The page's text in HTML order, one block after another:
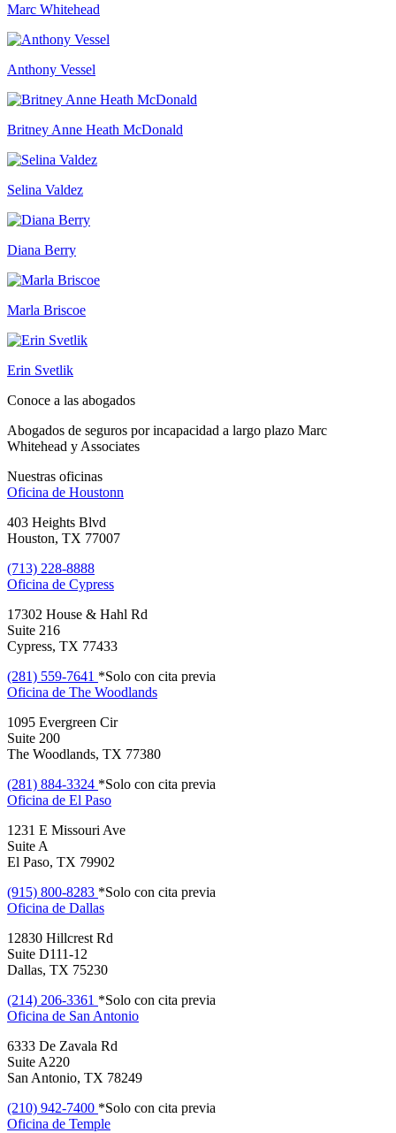
Marc Whitehead
Anthony Vessel
Britney Anne Heath McDonald
Selina Valdez
Diana Berry
Marla Briscoe
Erin Svetlik
Conoce a las abogados
Abogados de seguros por incapacidad a largo plazo Marc
Whitehead y Associates
Nuestras oficinas
Oficina de Houstonn
403 Heights Blvd
Houston, TX 77007
(713) 228-8888
Oficina de Cypress
17302 House & Hahl Rd
Suite 216
Cypress, TX 77433
(281) 559-7641 *Solo con cita previa
Oficina de The Woodlands
1095 Evergreen Cir
Suite 200
The Woodlands, TX 77380
(281) 884-3324 *Solo con cita previa
Oficina de El Paso
1231 E Missouri Ave
Suite A
El Paso, TX 79902
(915) 800-8283 *Solo con cita previa
Oficina de Dallas
12830 Hillcrest Rd
Suite D111-12
Dallas, TX 75230
(214) 206-3361 *Solo con cita previa
Oficina de San Antonio
6333 De Zavala Rd
Suite A220
San Antonio, TX 78249
(210) 942-7400 *Solo con cita previa
Oficina de Temple